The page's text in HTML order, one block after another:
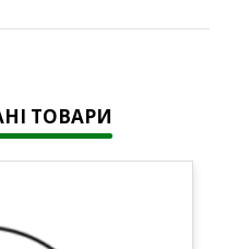
ТОВАРИ